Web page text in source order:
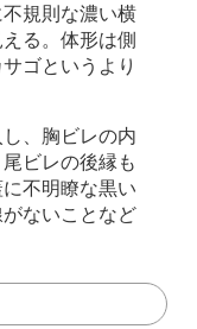
規則な濃い横
る。体形は側
ゴというより
、胸ビレの内
ビレの後縁も
不明瞭な黒い
ないことなど